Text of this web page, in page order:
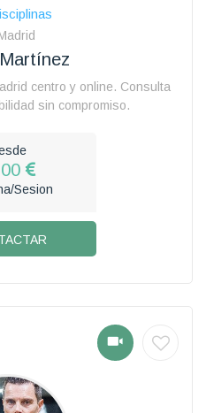
centro y online. Consulta
sin compromiso.
Sesion